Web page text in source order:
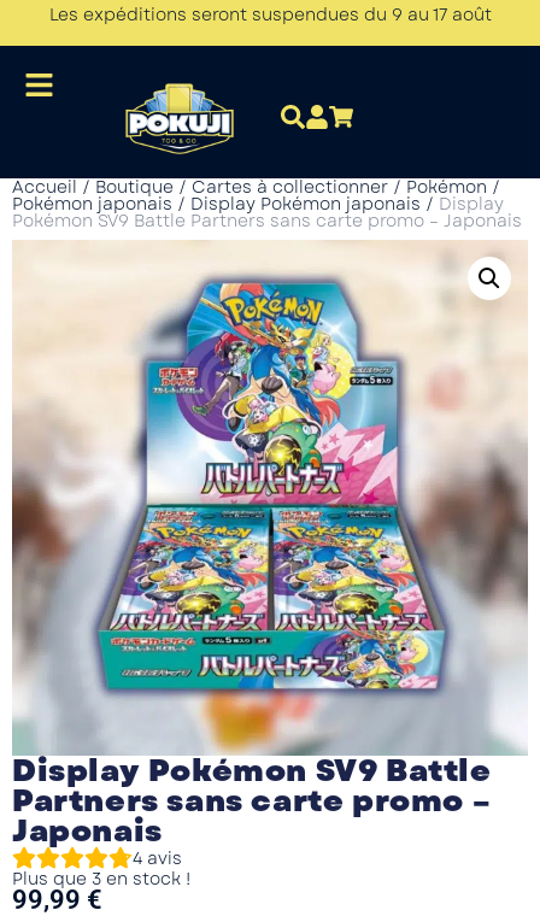
Les expéditions seront suspendues du 9 au 17 août
Accueil / Boutique / Cartes à collectionner / Pokémon /
Pokémon japonais / Display Pokémon japonais / Display
Pokémon SV9 Battle Partners sans carte promo – Japonais
Display Pokémon SV9 Battle
Partners sans carte promo –
Japonais
4 avis
Plus que 3 en stock !
99,99 €